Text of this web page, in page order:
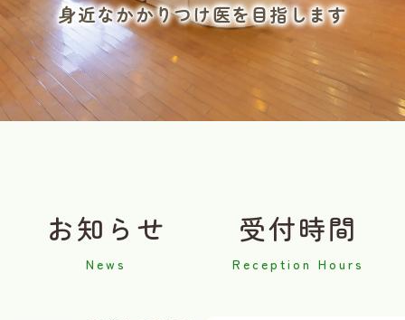
身近なかかりつけ医を目指します
お知らせ 受付時間